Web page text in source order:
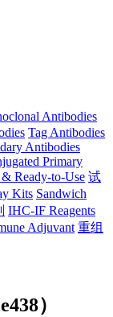
Antibodies
Tag Antibodies
Antibodies
Primary
Ready-to-Use 试
Kits Sandwich
IHC-IF Reagents
Adjuvant 重组
）